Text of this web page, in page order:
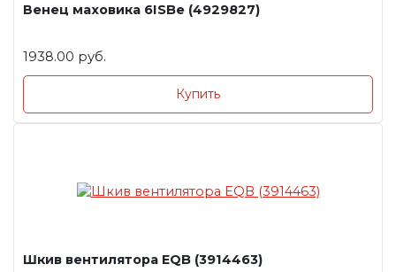
Венец маховика 6ISBe (4929827)
1938.00 руб.
Купить
Шкив вентилятора EQB (3914463)